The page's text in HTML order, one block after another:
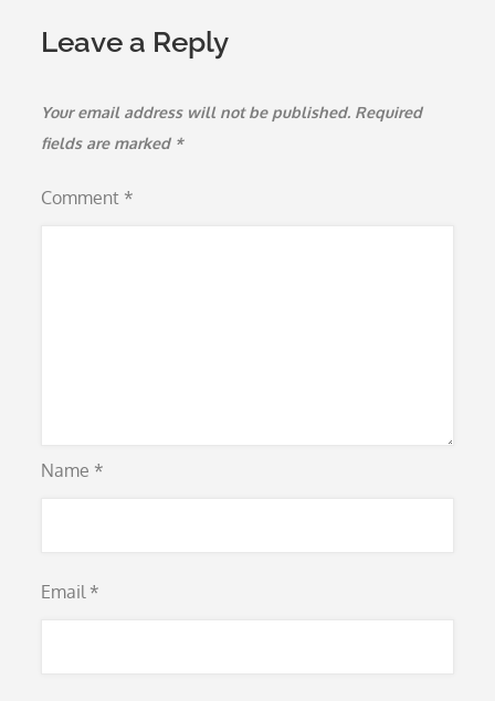
Leave a Reply
Your email address will not be published. Required
fields are marked *
Comment *
Name *
Email *